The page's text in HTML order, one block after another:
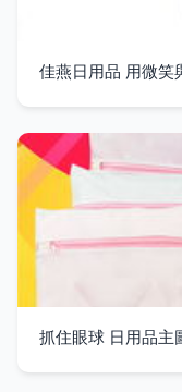
佳燕日用品 用微
抓住眼球 日用品